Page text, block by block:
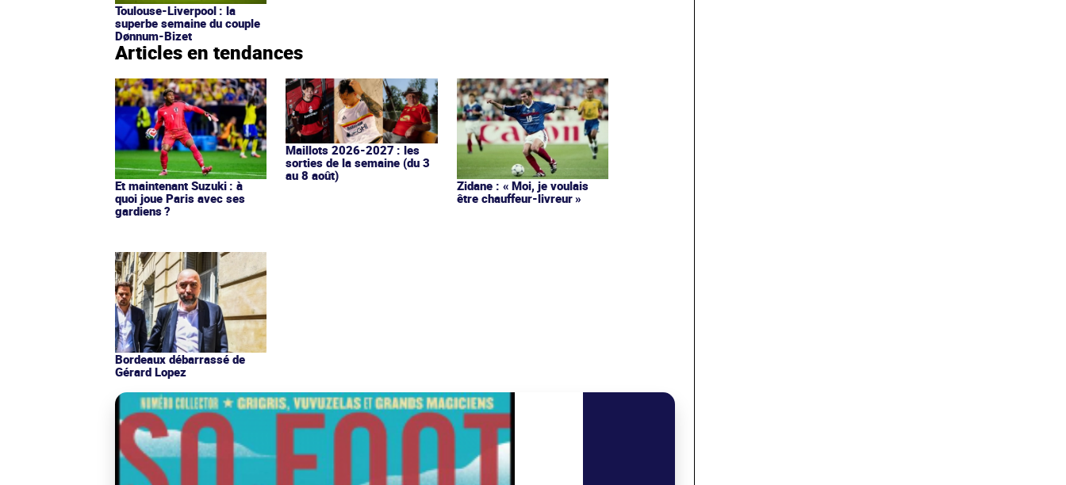
Toulouse-Liverpool : la
superbe semaine du couple
Dønnum-Bizet
Articles en tendances
Et maintenant Suzuki : à
quoi joue Paris avec ses
gardiens ?
Maillots 2026-2027 : les
sorties de la semaine (du 3
au 8 août)
Zidane : « Moi, je voulais
être chauffeur-livreur »
Bordeaux débarrassé de
Gérard Lopez